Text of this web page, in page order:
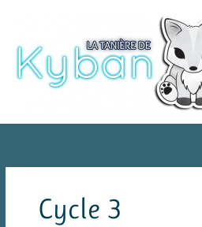
contenu
Cycle 3